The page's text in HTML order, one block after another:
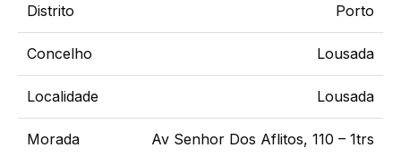
Distrito Porto
Concelho Lousada
Localidade Lousada
Morada Av Senhor Dos Aflitos, 110 – 1trs